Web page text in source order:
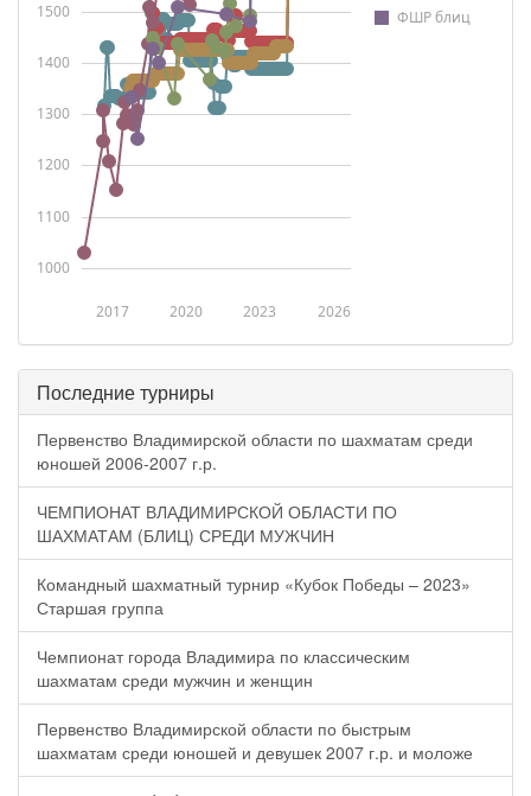
ФШР блиц
2017 2020 2023 2026
1000
1100
1200
1300
1400
1500
Последние турниры
Первенство Владимирской области по шахматам среди
юношей 2006-2007 г.р.
ЧЕМПИОНАТ ВЛАДИМИРСКОЙ ОБЛАСТИ ПО
ШАХМАТАМ (БЛИЦ) СРЕДИ МУЖЧИН
Командный шахматный турнир «Кубок Победы – 2023»
Старшая группа
Чемпионат города Владимира по классическим
шахматам среди мужчин и женщин
Первенство Владимирской области по быстрым
шахматам среди юношей и девушек 2007 г.р. и моложе